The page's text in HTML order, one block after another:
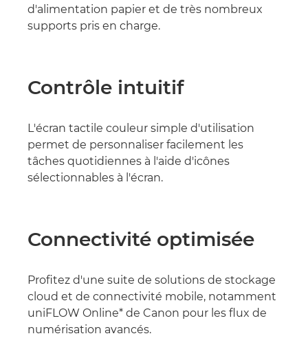
d'alimentation papier et de très nombreux
supports pris en charge.
Contrôle intuitif
L'écran tactile couleur simple d'utilisation
permet de personnaliser facilement les
tâches quotidiennes à l'aide d'icônes
sélectionnables à l'écran.
Connectivité optimisée
Profitez d'une suite de solutions de stockage
cloud et de connectivité mobile, notamment
uniFLOW Online* de Canon pour les flux de
numérisation avancés.